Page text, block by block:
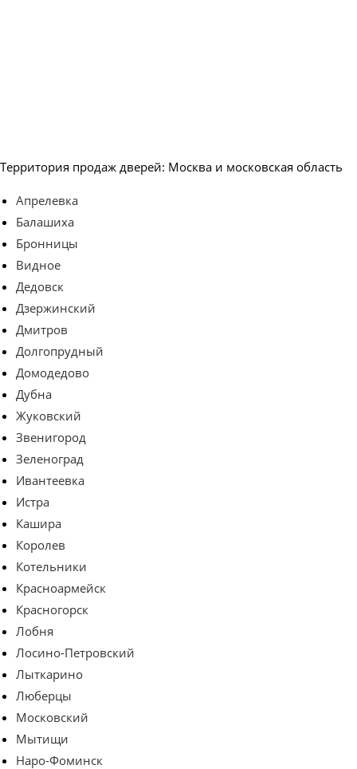
Территория продаж дверей: Москва и московская область
Апрелевка
Балашиха
Бронницы
Видное
Дедовск
Дзержинский
Дмитров
Долгопрудный
Домодедово
Дубна
Жуковский
Звенигород
Зеленоград
Ивантеевка
Истра
Кашира
Королев
Котельники
Красноармейск
Красногорск
Лобня
Лосино-Петровский
Лыткарино
Люберцы
Московский
Мытищи
Наро-Фоминск